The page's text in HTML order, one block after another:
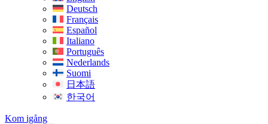
Deutsch
Français
Español
Italiano
Português
Nederlands
Suomi
日本語
한국어
Kom igång